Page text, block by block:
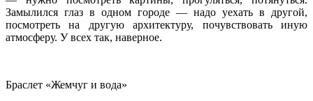
Замылился глаз в одном городе — надо уехать в другой,
посмотреть на другую архитектуру, почувствовать иную
атмосферу. У всех так, наверное.
Браслет «Жемчуг и вода»